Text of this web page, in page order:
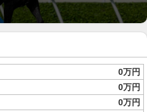
0万円
0万円
0万円